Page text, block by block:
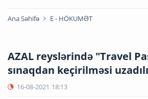
Ana Səhifə E - HÖKUMƏT
AZAL reyslərində "Travel
sınaqdan keçirilməsi
16-08-2021 18:13